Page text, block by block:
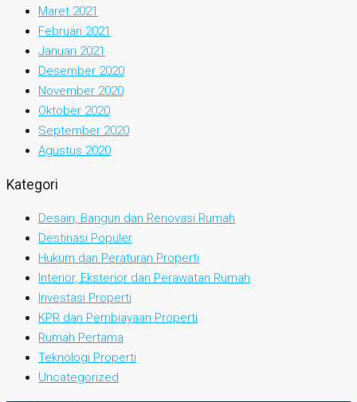
Maret 2021
Februari 2021
Januari 2021
Desember 2020
November 2020
Oktober 2020
September 2020
Agustus 2020
Kategori
Desain, Bangun dan Renovasi Rumah
Destinasi Populer
Hukum dan Peraturan Properti
Interior, Eksterior dan Perawatan Rumah
Investasi Properti
KPR dan Pembiayaan Properti
Rumah Pertama
Teknologi Properti
Uncategorized